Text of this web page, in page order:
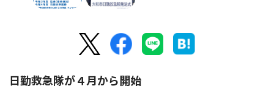
日勤救急隊が４月から開始